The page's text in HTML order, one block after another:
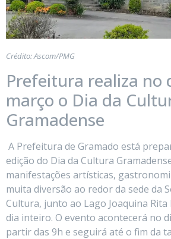
Crédito: Ascom/PMG
Prefeitura realiza no
março o Dia da
Gramadense
A Prefeitura de Gramado está
edição do Dia da Cultura
manifestações artísticas,
muita diversão ao redor da sede da
Cultura, junto ao Lago Joaquina
dia inteiro. O evento acontecerá no
partir das 9h e seguirá até o fim da